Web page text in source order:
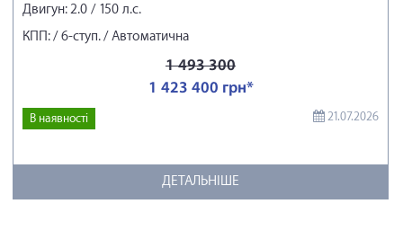
Двигун: 2.0 / 150 л.с.
КПП: / 6-ступ. / Автоматична
1 493 300
1 423 400 грн*
В наявності 21.07.2026
ДЕТАЛЬНІШЕ